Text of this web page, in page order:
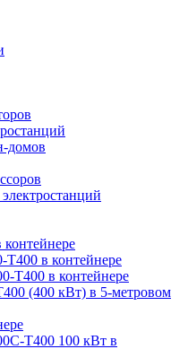
домов
в контейнере
Т400 в контейнере
(400 кВт) в 5-метровом
Т400 100 кВт в